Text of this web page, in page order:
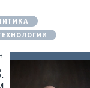
i
d
=
V
f